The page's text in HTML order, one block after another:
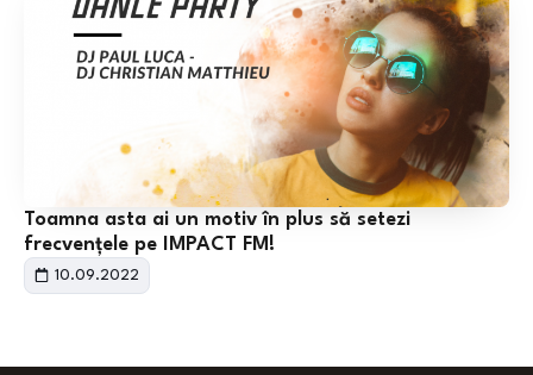
Toamna asta ai un motiv în plus să setezi
frecvențele pe IMPACT FM!
10.09.2022